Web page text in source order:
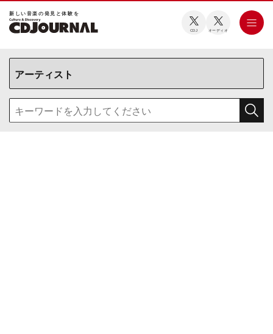
新しい⾳楽の発⾒と体験を
CDJ オーディオ